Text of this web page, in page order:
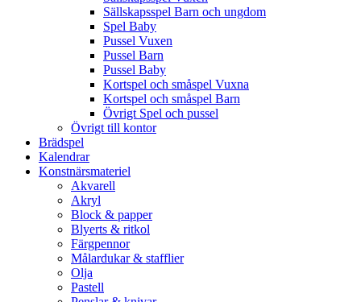
Sällskapsspel Barn och ungdom
Spel Baby
Pussel Vuxen
Pussel Barn
Pussel Baby
Kortspel och småspel Vuxna
Kortspel och småspel Barn
Övrigt Spel och pussel
Övrigt till kontor
Brädspel
Kalendrar
Konstnärsmateriel
Akvarell
Akryl
Block & papper
Blyerts & ritkol
Färgpennor
Målardukar & stafflier
Olja
Pastell